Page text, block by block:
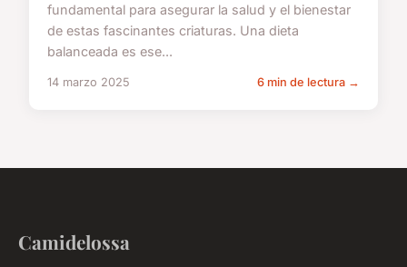
fundamental para asegurar la salud y el bienestar
de estas fascinantes criaturas. Una dieta
balanceada es ese...
14 marzo 2025 6 min de lectura →
Camidelossa